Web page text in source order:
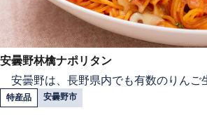
安曇野林檎ナポリタン
安曇野は、長野県内でも有数のりんご
特産品 安曇野市